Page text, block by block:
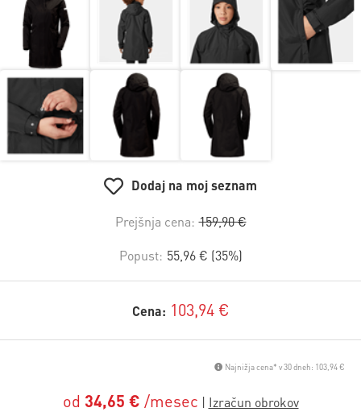
Dodaj na moj seznam
Prejšnja cena: 159,90 €
Popust: 55,96 € (35%)
Cena: 103,94 €
Najnižja cena* v 30 dneh: 103,94 €
od 34,65 € /mesec